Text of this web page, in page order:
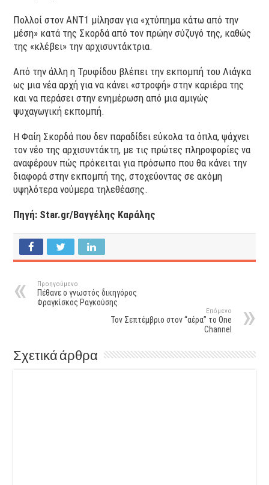
Πολλοί στον ΑΝΤ1 μίλησαν για «χτύπημα κάτω από την
μέση» κατά της Σκορδά από τον πρώην σύζυγό της, καθώς
της «κλέβει» την αρχισυντάκτρια.
Από την άλλη η Τρυφίδου βλέπει την εκπομπή του Λιάγκα
ως μια νέα αρχή για να κάνει «στροφή» στην καριέρα της
και να περάσει στην ενημέρωση από μια αμιγώς
ψυχαγωγική εκπομπή.
Η Φαίη Σκορδά που δεν παραδίδει εύκολα τα όπλα, ψάχνει
τον νέο της αρχισυντάκτη, με τις πρώτες πληροφορίες να
αναφέρουν πώς πρόκειται για πρόσωπο που θα κάνει την
διαφορά στην εκπομπή της, στοχεύοντας σε ακόμη
υψηλότερα νούμερα τηλεθέασης.
Πηγή: Star.gr/Βαγγέλης Καράλης
Προηγούμενο
Πέθανε ο γνωστός δικηγόρος
Φραγκίσκος Ραγκούσης
Επόμενο
Τον Σεπτέμβριο στον “αέρα” το One
Channel
Σχετικά άρθρα